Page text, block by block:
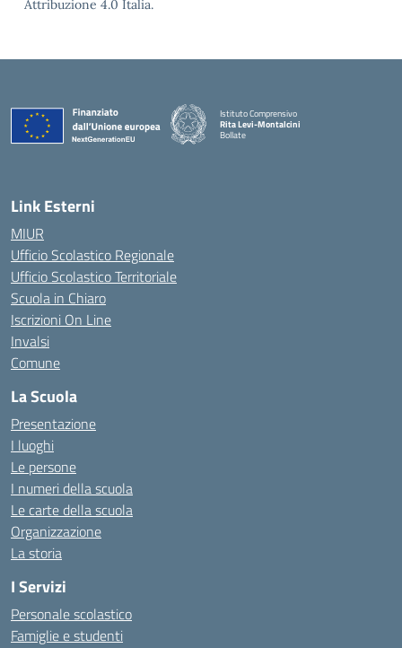
Attribuzione 4.0 Italia.
Istituto Comprensivo
Rita Levi-Montalcini
Bollate
Link Esterni
MIUR
Ufficio Scolastico Regionale
Ufficio Scolastico Territoriale
Scuola in Chiaro
Iscrizioni On Line
Invalsi
Comune
La Scuola
Presentazione
I luoghi
Le persone
I numeri della scuola
Le carte della scuola
Organizzazione
La storia
I Servizi
Personale scolastico
Famiglie e studenti